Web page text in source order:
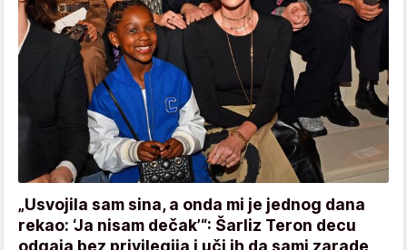
„Usvojila sam sina, a onda mi je jednog dana
rekao: ‘Ja nisam dečak’“: Šarliz Teron decu
odgaja bez privilegija i uči ih da sami zarade